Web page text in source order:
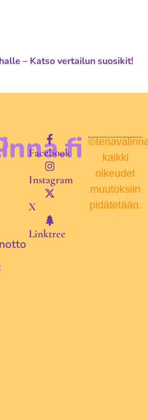
– Katso vertailun suosikit!
Facebook
Instagram
X
Linktree
kaikki
oikeudet
muutoksiin
pidätetään.